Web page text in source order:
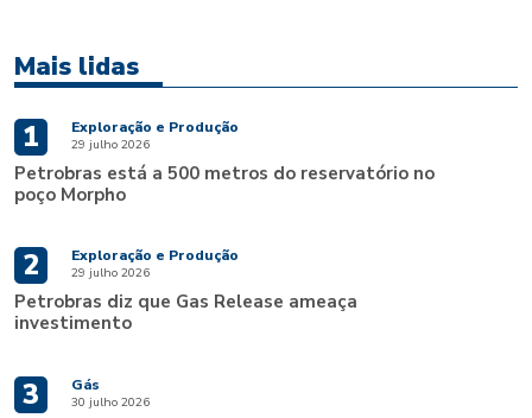
Mais lidas
1 Exploração e Produção
29 julho 2026
Petrobras está a 500 metros do reservatório no
poço Morpho
2 Exploração e Produção
29 julho 2026
Petrobras diz que Gas Release ameaça
investimento
3 Gás
30 julho 2026